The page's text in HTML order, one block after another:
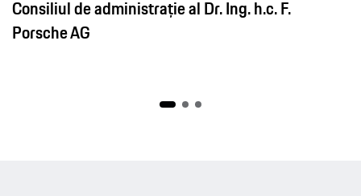
Consiliul de administrație al Dr. Ing. h.c. F.
Porsche AG